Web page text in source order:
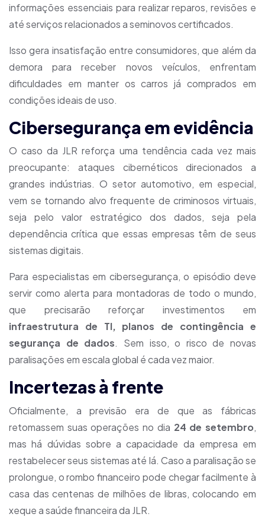
informações essenciais para realizar reparos, revisões e
até serviços relacionados a seminovos certificados.
Isso gera insatisfação entre consumidores, que além da
demora para receber novos veículos, enfrentam
dificuldades em manter os carros já comprados em
condições ideais de uso.
Cibersegurança em evidência
O caso da JLR reforça uma tendência cada vez mais
preocupante: ataques cibernéticos direcionados a
grandes indústrias. O setor automotivo, em especial,
vem se tornando alvo frequente de criminosos virtuais,
seja pelo valor estratégico dos dados, seja pela
dependência crítica que essas empresas têm de seus
sistemas digitais.
Para especialistas em cibersegurança, o episódio deve
servir como alerta para montadoras de todo o mundo,
que precisarão reforçar investimentos em
infraestrutura de TI, planos de contingência e
segurança de dados. Sem isso, o risco de novas
paralisações em escala global é cada vez maior.
Incertezas à frente
Oficialmente, a previsão era de que as fábricas
retomassem suas operações no dia 24 de setembro,
mas há dúvidas sobre a capacidade da empresa em
restabelecer seus sistemas até lá. Caso a paralisação se
prolongue, o rombo financeiro pode chegar facilmente à
casa das centenas de milhões de libras, colocando em
xeque a saúde financeira da JLR.